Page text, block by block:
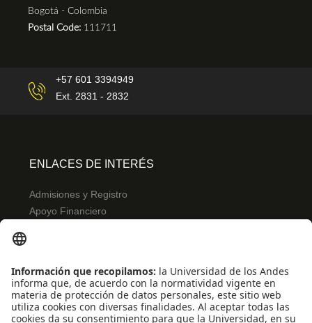
Bogotá - Colombia
Postal Code: 111711
+57 601 3394949
Ext. 2831 - 2832
ENLACES DE INTERÉS
Admisiones y Registro
Apoyo Financiero
INFORMACIÓN PARA